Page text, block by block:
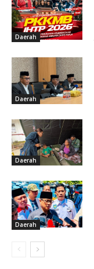
Daerah
Daerah
Daerah
Daerah